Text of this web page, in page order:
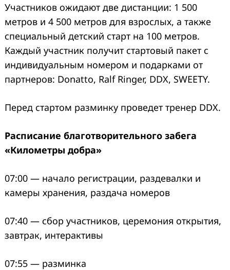
Участников ожидают две дистанции: 1 500
метров и 4 500 метров для взрослых, а также
специальный детский старт на 100 метров.
Каждый участник получит стартовый пакет с
индивидуальным номером и подарками от
партнеров: Donatto, Ralf Ringer, DDX, SWEETY.
Перед стартом разминку проведет тренер DDX.
Расписание благотворительного забега
«Километры добра»
07:00 — начало регистрации, раздевалки и
камеры хранения, раздача номеров
07:40 — сбор участников, церемония открытия,
завтрак, интерактивы
07:55 — разминка